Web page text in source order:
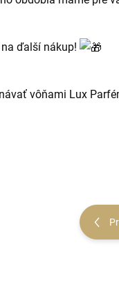
ďalší nákup!
vôňami Lux